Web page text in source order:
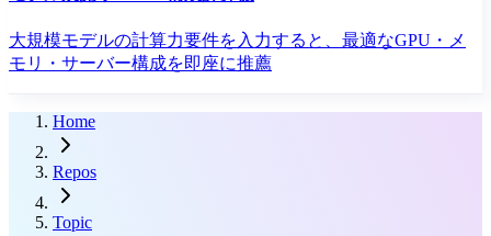
大規模モデルの計算力要件を入力すると、最適なGPU・メ
モリ・サーバー構成を即座に推薦
Home
Repos
Topic